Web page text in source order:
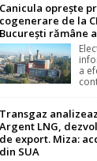
Canicula oprește
cogenerare de la
București rămâne
a
Transgaz
Argent LNG,
de export. Miza:
din SUA